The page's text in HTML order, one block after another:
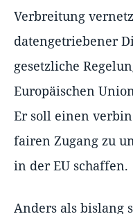
Verbreitung
datengetriebener
gesetzliche
Europäischen
Er soll einen
fairen Zugang zu
in der EU schaffen.
Anders als bislang